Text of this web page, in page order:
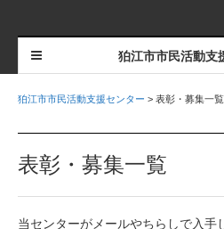
狛江市市民活動支
狛江市市民活動支援センター > 表彰・募集一覧
表彰・募集一覧
当センターがメールやちらしで入手